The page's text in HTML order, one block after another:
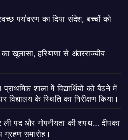
पर्यावरण का दिया संदेश, बच्चों को
खुलासा, हरियाणा से अंतरराज्यीय
शाला में विद्यार्थियों को बैठने में
विद्यालय के स्थिति का निरीक्षण किया।
पद और गोपनीयता की शपथ… दीपका
ग्रहण समारोह।